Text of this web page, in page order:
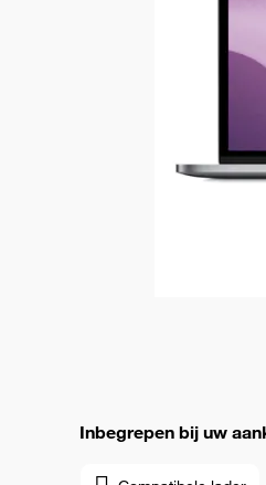
Inbegrepen bij uw